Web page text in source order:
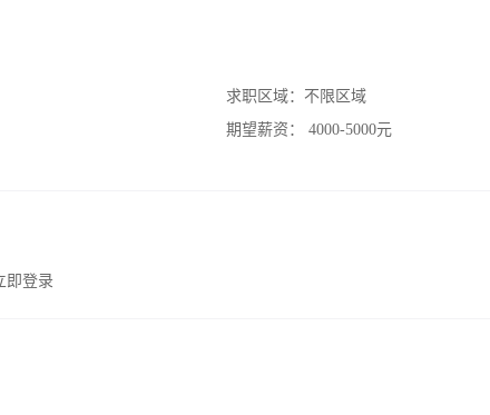
求职区域： 不限区域
期望薪资：
4000-5000元
即登录